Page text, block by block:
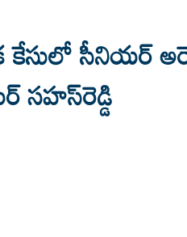
కేసులో సీనియర్‌
సహస్‌రెడ్డి